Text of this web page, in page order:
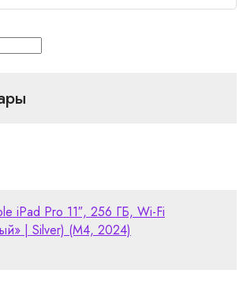
iPad Pro 11″, 256 ГБ, Wi-Fi
| Silver) (M4, 2024)